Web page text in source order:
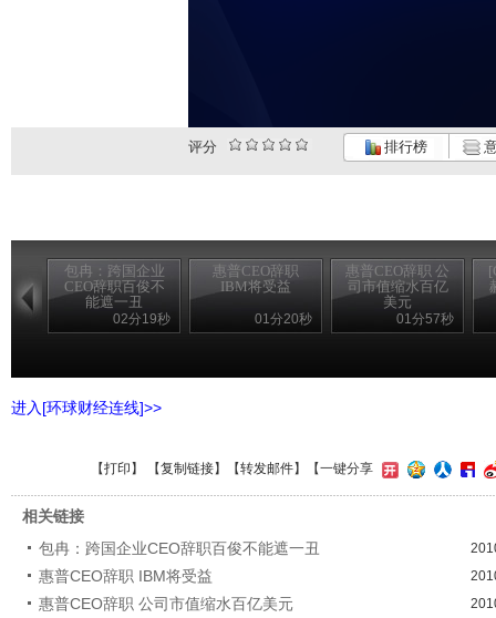
评分 排行榜
包冉：跨国企业
CEO辞职百俊不
能遮一丑
02分19秒
惠普CEO辞职
IBM将受益
01分20秒
惠普CEO辞职 公
司市值缩水百亿
美元
01分57秒
进入[环球财经连线]>>
【打印 】 【复制链接】【转发邮件】 【一键分享
相关链接
包冉：跨国企业CEO辞职百俊不能遮一丑
惠普CEO辞职 IBM将受益
惠普CEO辞职 公司市值缩水百亿美元